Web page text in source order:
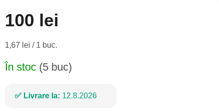
100 lei
Evaluare
1,67 lei / 1 buc.
În stoc (5 buc)
Livrare la: 12.8.2026